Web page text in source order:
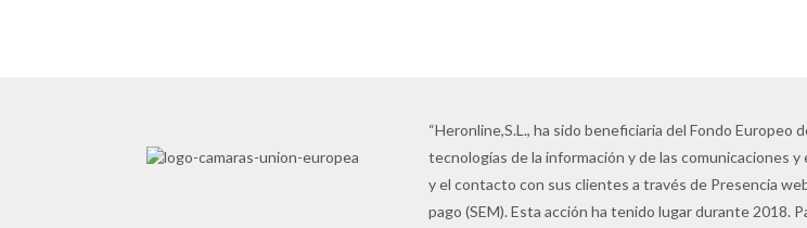
“Heronline,S.L., ha sido beneficiaria del Fondo Europeo
tecnologías de la información y de las comunicaciones
y el contacto con sus clientes a través de Presencia
pago (SEM). Esta acción ha tenido lugar durante 2018.